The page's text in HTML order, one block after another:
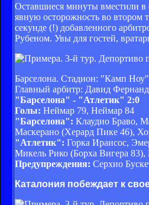
Оставшиеся минуты вместили в
явную осторожность во втором
секунде (!) добавленного
Рубеном. Увы для гостей,
Барселона. Стадион: "Камп
Главный арбитр: Давид
"Барселона" - "Атлетик" 2:0
Голы: Неймар 79, Неймар 84
"Барселона": Клаудио Браво,
Маскерано (Херард Пике 46),
"Атлетик": Горка Ираисос,
Микель Рико (Борха Вигера
Предупреждения: Серхио
Каталония побеждает к